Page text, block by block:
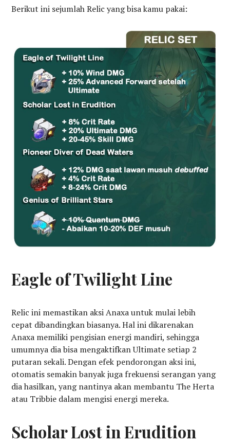
Berikut ini sejumlah Relic yang bisa kamu pakai:
Eagle of Twilight Line
Relic ini memastikan aksi Anaxa untuk mulai lebih
cepat dibandingkan biasanya. Hal ini dikarenakan
Anaxa memiliki pengisian energi mandiri, sehingga
umumnya dia bisa mengaktifkan Ultimate setiap 2
putaran sekali. Dengan efek pendorongan aksi ini,
otomatis semakin banyak juga frekuensi serangan yang
dia hasilkan, yang nantinya akan membantu The Herta
atau Tribbie dalam mengisi energi mereka.
Scholar Lost in Erudition